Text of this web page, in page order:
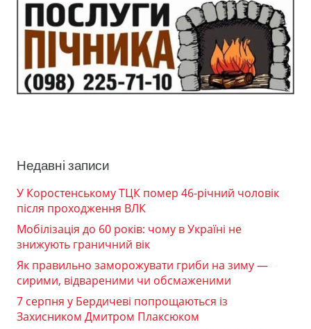
Недавні записи
У Коростенському ТЦК помер 46-річний чоловік
після проходження ВЛК
Мобілізація до 60 років: чому в Україні не
знижують граничний вік
Як правильно заморожувати гриби на зиму —
сирими, відвареними чи обсмаженими
7 серпня у Бердичеві попрощаються із
Захисником Дмитром Плаксюком